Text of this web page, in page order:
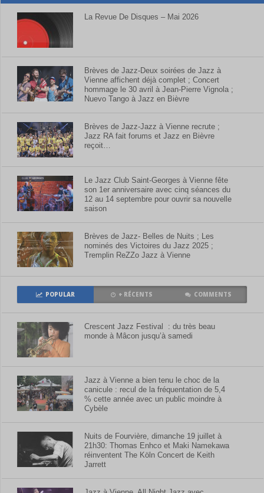
La Revue De Disques – Mai 2026
Brèves de Jazz-Deux soirées de Jazz à
Vienne affichent déjà complet ; Concert
hommage le 30 avril à Jean-Pierre Vignola ;
Nuevo Tango à Jazz en Bièvre
Brèves de Jazz-Jazz à Vienne recrute ;
Jazz RA fait forums et Jazz en Bièvre
reçoit…
Le Jazz Club Saint-Georges à Vienne fête
son 1er anniversaire avec cinq séances du
12 au 14 septembre pour ouvrir sa nouvelle
saison
Brèves de Jazz- Belles de Nuits ; Les
nominés des Victoires du Jazz 2025 ;
Tremplin ReZZo Jazz à Vienne
POPULAR + RÉCENTS COMMENTS
Crescent Jazz Festival : du très beau
monde à Mâcon jusqu’à samedi
Jazz à Vienne a bien tenu le choc de la
canicule : recul de la fréquentation de 5,4
% cette année avec un public moindre à
Cybèle
Nuits de Fourvière, dimanche 19 juillet à
21h30: Thomas Enhco et Maki Namekawa
réinventent The Köln Concert de Keith
Jarrett